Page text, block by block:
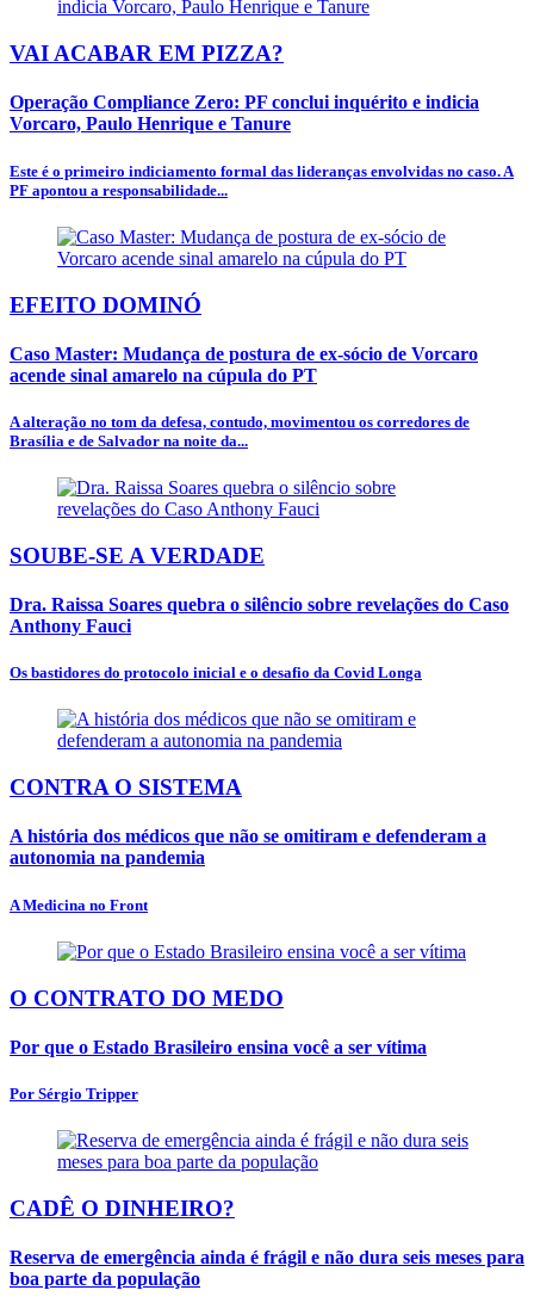
VAI ACABAR EM PIZZA?
Operação Compliance Zero: PF conclui inquérito e indicia
Vorcaro, Paulo Henrique e Tanure
Este é o primeiro indiciamento formal das lideranças envolvidas no caso. A
PF apontou a responsabilidade...
EFEITO DOMINÓ
Caso Master: Mudança de postura de ex-sócio de Vorcaro
acende sinal amarelo na cúpula do PT
A alteração no tom da defesa, contudo, movimentou os corredores de
Brasília e de Salvador na noite da...
SOUBE-SE A VERDADE
Dra. Raissa Soares quebra o silêncio sobre revelações do Caso
Anthony Fauci
Os bastidores do protocolo inicial e o desafio da Covid Longa
CONTRA O SISTEMA
A história dos médicos que não se omitiram e defenderam a
autonomia na pandemia
A Medicina no Front
O CONTRATO DO MEDO
Por que o Estado Brasileiro ensina você a ser vítima
Por Sérgio Tripper
CADÊ O DINHEIRO?
Reserva de emergência ainda é frágil e não dura seis meses para
boa parte da população